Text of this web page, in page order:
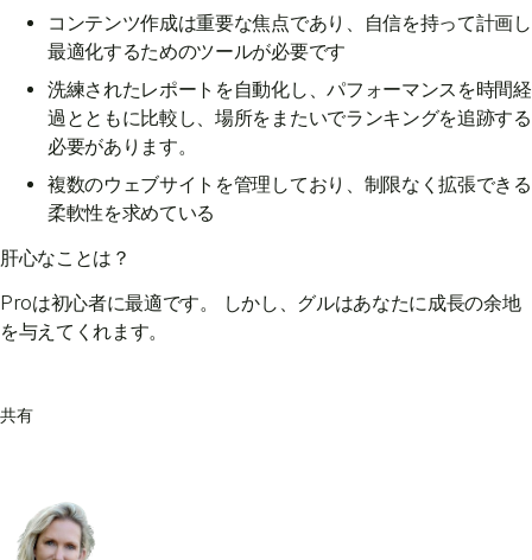
コンテンツ作成は重要な焦点であり、自信を持って計画し
最適化するためのツールが必要です
洗練されたレポートを自動化し、パフォーマンスを時間経
過とともに比較し、場所をまたいでランキングを追跡する
必要があります。
複数のウェブサイトを管理しており、制限なく拡張できる
柔軟性を求めている
肝心なことは？
Proは初心者に最適です。 しかし、グルはあなたに成長の余地
を与えてくれます。
共有